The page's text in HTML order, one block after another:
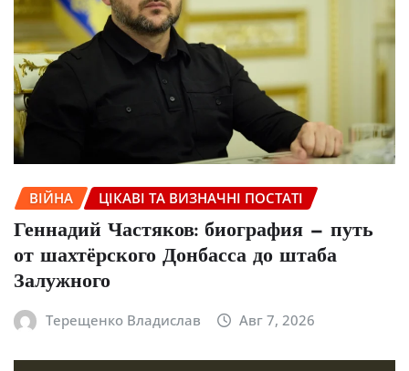
ВІЙНА ЦІКАВІ ТА ВИЗНАЧНІ ПОСТАТІ
Геннадий Частяков: биография — путь
от шахтёрского Донбасса до штаба
Залужного
Терещенко Владислав Авг 7, 2026